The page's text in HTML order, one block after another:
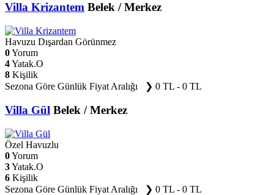
Villa Krizantem Belek / Merkez
Havuzu Dışardan Görünmez
0Yorum
4Yatak.O
8 Kişilik
Sezona Göre Günlük Fiyat Aralığı ❯ 0 TL - 0 TL
Villa Gül Belek / Merkez
Özel Havuzlu
0Yorum
3Yatak.O
6 Kişilik
Sezona Göre Günlük Fiyat Aralığı ❯ 0 TL - 0 TL